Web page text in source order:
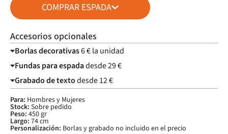
COMPRAR ESPADA
Accesorios opcionales
Borlas decorativas6 € la unidad
Fundas para espadadesde 29 €
Grabado de textodesde 12 €
Para: Hombres y Mujeres
Stock: Sobre pedido
Peso: 450 gr
Largo: 74 cm
Personalización: Borlas y grabado no incluido en el precio